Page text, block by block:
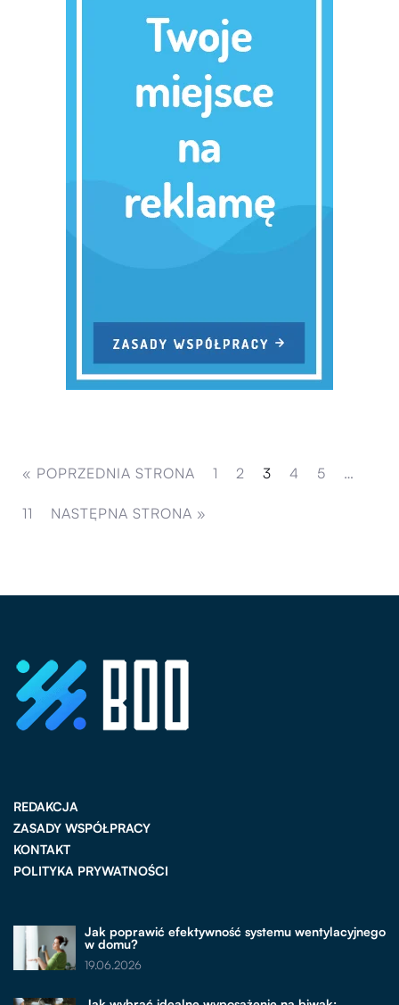
« POPRZEDNIA STRONA 1 2 3 4 5 …
11 NASTĘPNA STRONA »
REDAKCJA
ZASADY WSPÓŁPRACY
KONTAKT
POLITYKA PRYWATNOŚCI
Jak poprawić efektywność systemu wentylacyjnego
w domu?
19.06.2026